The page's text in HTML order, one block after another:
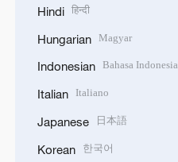
Hindi हिन्दी
Hungarian Magyar
Indonesian Bahasa Indonesia
Italian Italiano
Japanese 日本語
Korean 한국어